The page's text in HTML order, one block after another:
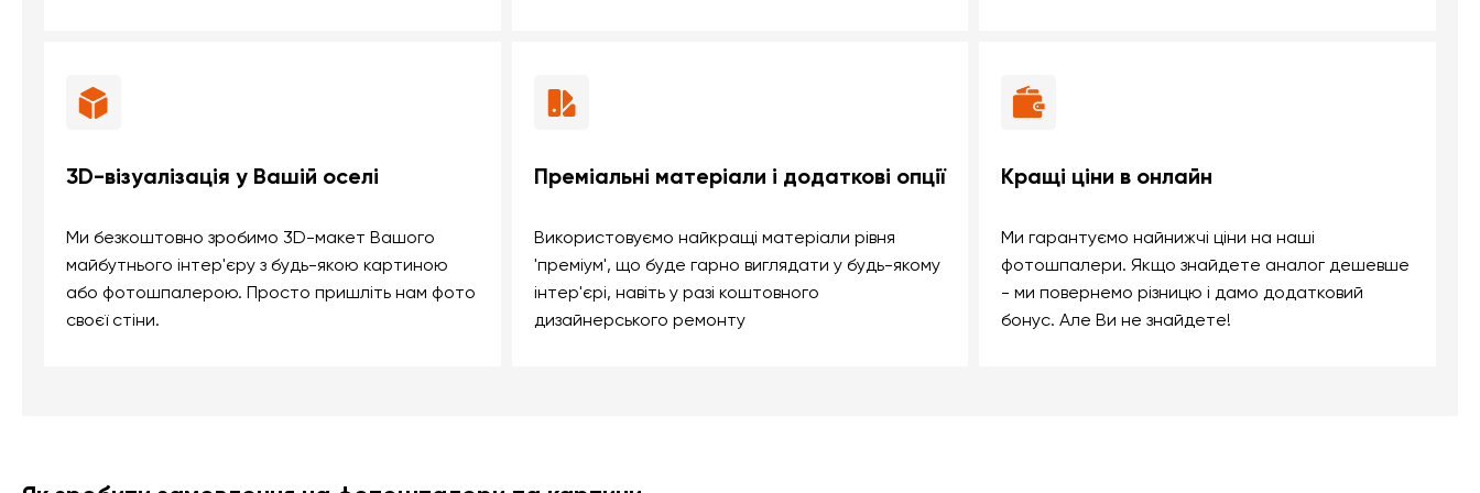
3D-візуалізація у Вашій оселі
Ми безкоштовно зробимо 3D-макет Вашого
майбутнього інтер'єру з будь-якою картиною
або фотошпалерою. Просто пришліть нам фото
своєї стіни.
Преміальні матеріали і додаткові опції
Використовуємо найкращі матеріали рівня
'преміум', що буде гарно виглядати у будь-якому
інтер'єрі, навіть у разі коштовного
дизайнерського ремонту
Кращі ціни в онлайн
Ми гарантуємо найнижчі ціни на наші
фотошпалери. Якщо знайдете аналог дешевше
- ми повернемо різницю і дамо додатковий
бонус. Але Ви не знайдете!